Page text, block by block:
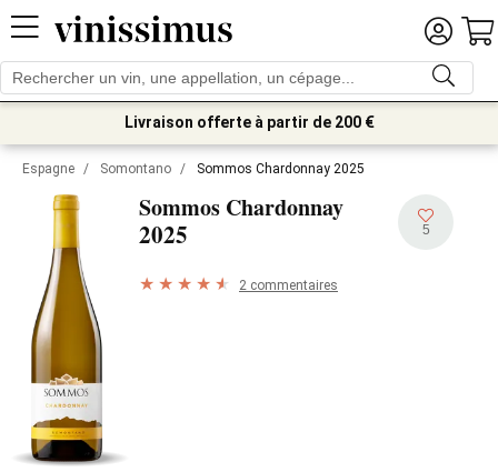
Livraison offerte à partir de 200 €
Espagne / Somontano / Sommos Chardonnay 2025
Sommos Chardonnay
2025 5
2 commentaires